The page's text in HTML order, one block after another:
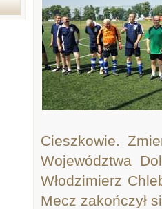
Cieszkowie.
Województwa
Włodzimierz
Mecz zakończył